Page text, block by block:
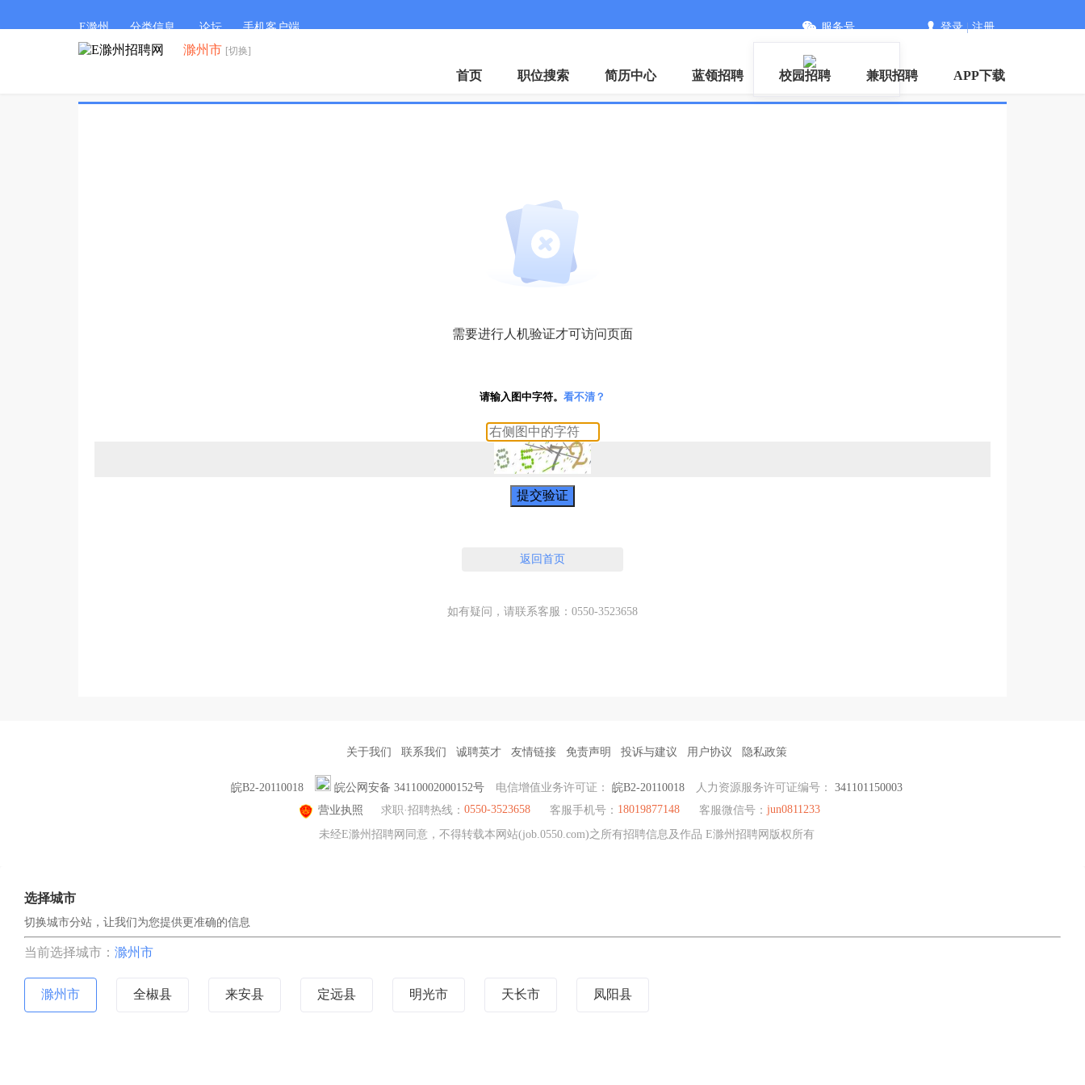
E滁州 分类信息 论坛 手机客户端 服务号 登录|注册
滁州市 [切换]
首页 职位搜索 简历中心 蓝领招聘 校园招聘 兼职招聘 APP下载
需要进行人机验证才可访问页面
请输入图中字符。 看不清？
提交验证
返回首页
如有疑问，请联系客服：0550-3523658
关于我们 联系我们 诚聘英才 友情链接 免责声明 投诉与建议 用户协议 隐私政策
皖B2-20110018 皖公网安备 34110002000152号 电信增值业务许可证： 皖B2-20110018 人力资源服务许可证编号： 341101150003
营业执照
求职·招聘热线： 0550-3523658 客服手机号： 18019877148 客服微信号： jun0811233
未经E滁州招聘网同意，不得转载本网站(job.0550.com)之所有招聘信息及作品 E滁州招聘网版权所有
选择城市
切换城市分站，让我们为您提供更准确的信息
当前选择城市： 滁州市
滁州市 全椒县 来安县 定远县 明光市 天长市 凤阳县